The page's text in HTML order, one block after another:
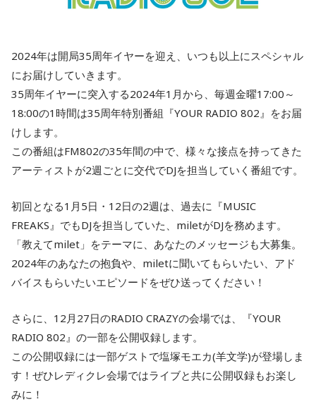
2024年は開局35周年イヤーを迎え、いつも以上にスペシャル
にお届けしていきます。
35周年イヤーに突入する2024年1月から、毎週金曜17:00～
18:00の1時間は35周年特別番組『YOUR RADIO 802』をお届
けします。
この番組はFM802の35年間の中で、様々な接点を持ってきた
アーティストが2週ごとに交代でDJを担当していく番組です。
初回となる1月5日・12日の2週は、過去に『MUSIC
FREAKS』でもDJを担当していた、miletがDJを務めます。
「教えてmilet」をテーマに、あなたのメッセージも大募集。
2024年のあなたの抱負や、miletに聞いてもらいたい、アド
バイスもらいたいエピソードをぜひ送ってください！
さらに、12月27日のRADIO CRAZYの会場では、『YOUR
RADIO 802』の一部を公開収録します。
この公開収録には一部ゲストで塩塚モエカ(羊文学)が登場しま
す！ぜひレディクレ会場ではライブと共に公開収録もお楽し
みに！